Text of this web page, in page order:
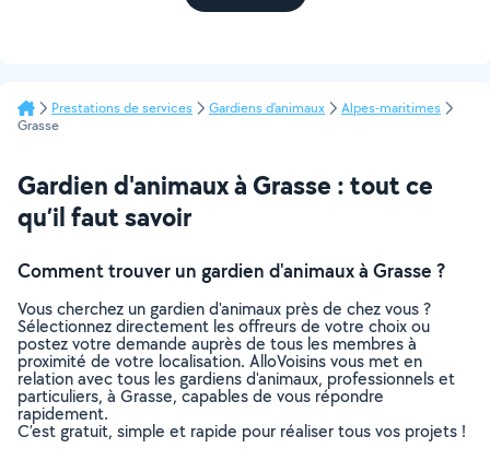
Prestations de services Gardiens d'animaux
Alpes-maritimes
Grasse
Gardien d'animaux à Grasse : tout ce
qu’il faut savoir
Comment trouver un gardien d'animaux à Grasse ?
Vous cherchez un gardien d'animaux près de chez vous ?
Sélectionnez directement les offreurs de votre choix ou
postez votre demande auprès de tous les membres à
proximité de votre localisation. AlloVoisins vous met en
relation avec tous les gardiens d'animaux, professionnels et
particuliers, à Grasse, capables de vous répondre
rapidement.
C’est gratuit, simple et rapide pour réaliser tous vos projets !